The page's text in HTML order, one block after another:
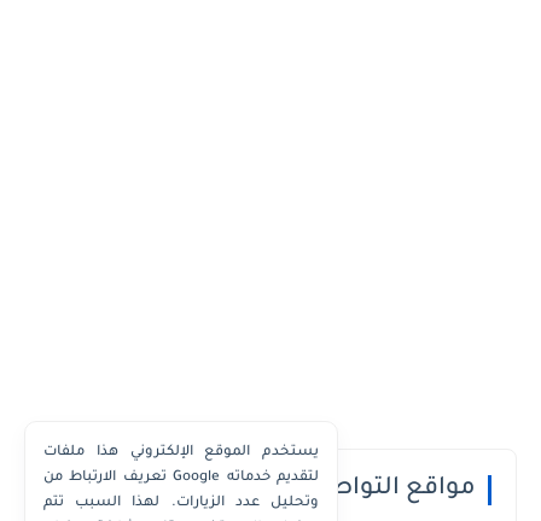
مواقع التواصل الاجتماعي
يستخدم الموقع الإلكتروني هذا ملفات
تعريف الارتباط من Google لتقديم خدماته
وتحليل عدد الزيارات. لهذا السبب تتم